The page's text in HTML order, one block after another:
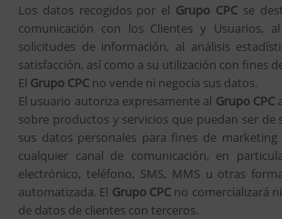
Los datos recogidos por el Grupo CPCse
comunicación con los Clientes y Usuarios,
solicitudes de información, al análisis
satisfacción, así como a su utilización con fines
El Grupo CPC no vende ni negocia sus datos.
El usuario autoriza expresamente al Grupo CPC
sobre productos y servicios que puedan ser de
sus datos personales para fines de
cualquier canal de comunicación, en
electrónico, teléfono, SMS, MMS u otras
automatizada. El Grupo CPC no comercializará
de datos de clientes con terceros.